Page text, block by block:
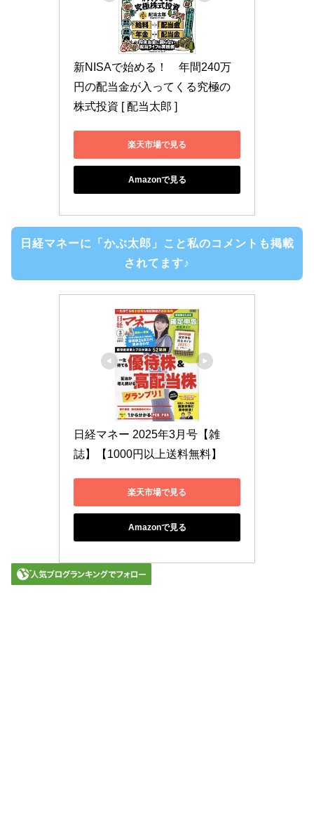
新NISAで始める！　年間240万
円の配当金が入ってくる究極の
株式投資 [ 配当太郎 ]
楽天市場で見る
Amazonで見る
日経マネーに「かぶ太郎」こと私のコメントも掲載
されてます♪
日経マネー 2025年3月号【雑
誌】【1000円以上送料無料】
楽天市場で見る
Amazonで見る